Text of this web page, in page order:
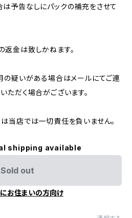
は予告なしにパックの補充をさせて
返金は致しかねます。
の疑いがある場合はメールにてご連
ただく場合がございます。
当店では一切責任を負いません。
shipping available
Sold out
お住まいの方向け